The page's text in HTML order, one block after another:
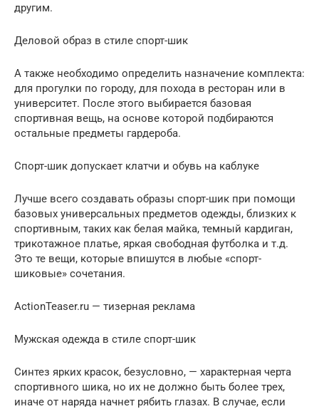
другим.
Деловой образ в стиле спорт-шик
А также необходимо определить назначение комплекта:
для прогулки по городу, для похода в ресторан или в
университет. После этого выбирается базовая
спортивная вещь, на основе которой подбираются
остальные предметы гардероба.
Спорт-шик допускает клатчи и обувь на каблуке
Лучше всего создавать образы спорт-шик при помощи
базовых универсальных предметов одежды, близких к
спортивным, таких как белая майка, темный кардиган,
трикотажное платье, яркая свободная футболка и т.д.
Это те вещи, которые впишутся в любые «спорт-
шиковые» сочетания.
ActionTeaser.ru — тизерная реклама
Мужская одежда в стиле спорт-шик
Синтез ярких красок, безусловно, — характерная черта
спортивного шика, но их не должно быть более трех,
иначе от наряда начнет рябить глазах. В случае, если